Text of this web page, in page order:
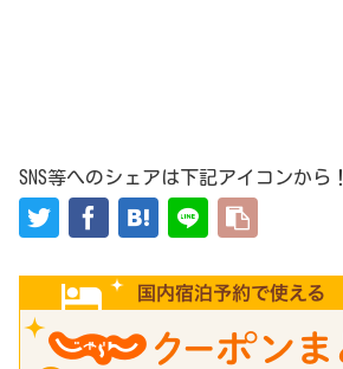
SNS等へのシェアは下記アイコンから！